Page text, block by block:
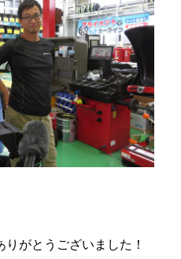
がとうございました！